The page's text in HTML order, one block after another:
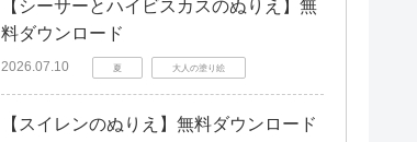
【シーサーとハイビスカスのぬりえ】無
料ダウンロード
2026.07.10 夏 大人の塗り絵
【スイレンのぬりえ】無料ダウンロード